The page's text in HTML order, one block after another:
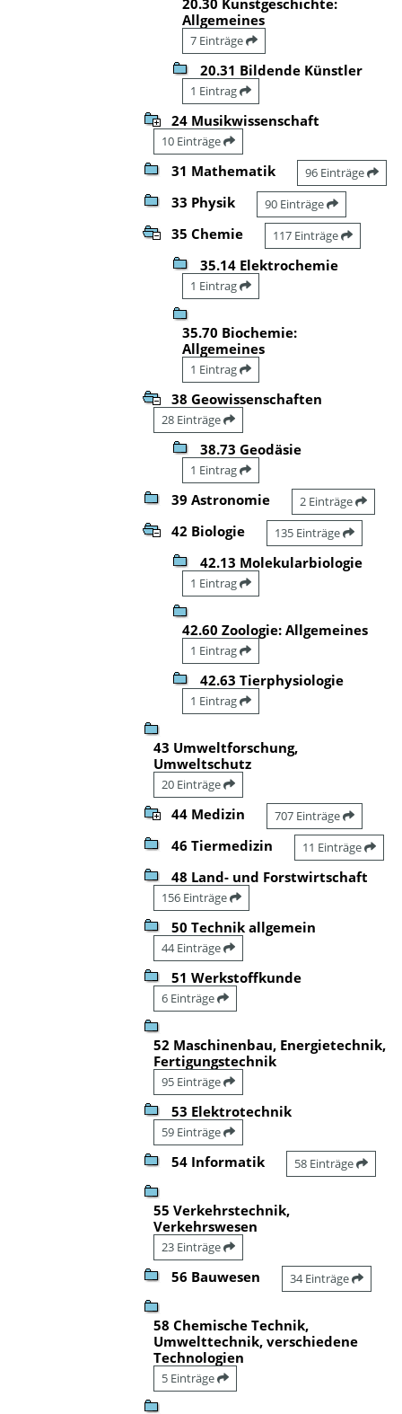
Allgemeines
7 Einträge
20.31 Bildende Künstler
1 Eintrag
24 Musikwissenschaft
10 Einträge
31 Mathematik 96 Einträge
33 Physik 90 Einträge
35 Chemie 117 Einträge
35.14 Elektrochemie
1 Eintrag
35.70 Biochemie:
Allgemeines
1 Eintrag
38 Geowissenschaften
28 Einträge
38.73 Geodäsie
1 Eintrag
39 Astronomie 2 Einträge
42 Biologie 135 Einträge
42.13 Molekularbiologie
1 Eintrag
42.60 Zoologie: Allgemeines
1 Eintrag
42.63 Tierphysiologie
1 Eintrag
43 Umweltforschung,
Umweltschutz
20 Einträge
44 Medizin 707 Einträge
46 Tiermedizin 11 Einträge
48 Land- und Forstwirtschaft
156 Einträge
50 Technik allgemein
44 Einträge
51 Werkstoffkunde
6 Einträge
52 Maschinenbau, Energietechnik,
Fertigungstechnik
95 Einträge
53 Elektrotechnik
59 Einträge
54 Informatik 58 Einträge
55 Verkehrstechnik,
Verkehrswesen
23 Einträge
56 Bauwesen 34 Einträge
58 Chemische Technik,
Umwelttechnik, verschiedene
Technologien
5 Einträge